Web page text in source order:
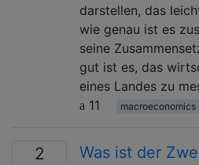
darstellen, das
wie genau ist es
seine
gut ist es, das
eines Landes zu
11
macroeconomics
2
Was ist der